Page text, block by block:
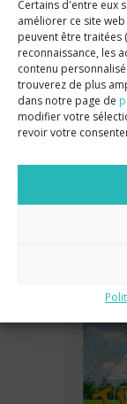
Certains d'entre eux
améliorer ce site
peuvent être traitées
reconnaissance, les
contenu
trouverez de plus
dans notre page de
modifier votre
revoir votre